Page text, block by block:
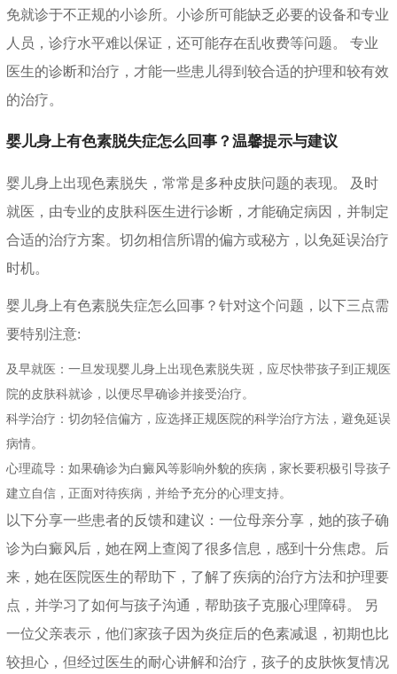
免就诊于不正规的小诊所。小诊所可能缺乏必要的设备和专业
人员，诊疗水平难以保证，还可能存在乱收费等问题。 专业
医生的诊断和治疗，才能一些患儿得到较合适的护理和较有效
的治疗。
婴儿身上有色素脱失症怎么回事？温馨提示与建议
婴儿身上出现色素脱失，常常是多种皮肤问题的表现。 及时
就医，由专业的皮肤科医生进行诊断，才能确定病因，并制定
合适的治疗方案。切勿相信所谓的偏方或秘方，以免延误治疗
时机。
婴儿身上有色素脱失症怎么回事？针对这个问题，以下三点需
要特别注意:
及早就医：一旦发现婴儿身上出现色素脱失斑，应尽快带孩子到正规医
院的皮肤科就诊，以便尽早确诊并接受治疗。
科学治疗：切勿轻信偏方，应选择正规医院的科学治疗方法，避免延误
病情。
心理疏导：如果确诊为白癜风等影响外貌的疾病，家长要积极引导孩子
建立自信，正面对待疾病，并给予充分的心理支持。
以下分享一些患者的反馈和建议：一位母亲分享，她的孩子确
诊为白癜风后，她在网上查阅了很多信息，感到十分焦虑。后
来，她在医院医生的帮助下，了解了疾病的治疗方法和护理要
点，并学习了如何与孩子沟通，帮助孩子克服心理障碍。 另
一位父亲表示，他们家孩子因为炎症后的色素减退，初期也比
较担心，但经过医生的耐心讲解和治疗，孩子的皮肤恢复情况